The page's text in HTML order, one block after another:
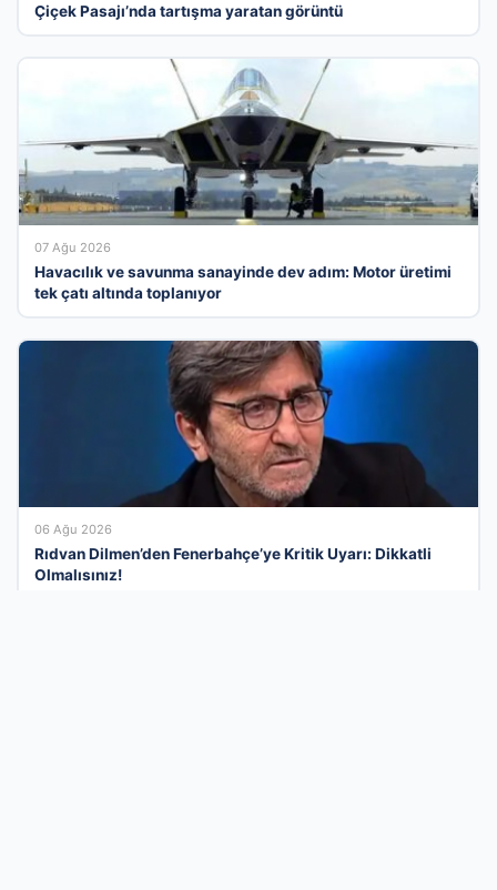
Çiçek Pasajı’nda tartışma yaratan görüntü
07 Ağu 2026
Havacılık ve savunma sanayinde dev adım: Motor üretimi
tek çatı altında toplanıyor
06 Ağu 2026
Rıdvan Dilmen’den Fenerbahçe’ye Kritik Uyarı: Dikkatli
Olmalısınız!